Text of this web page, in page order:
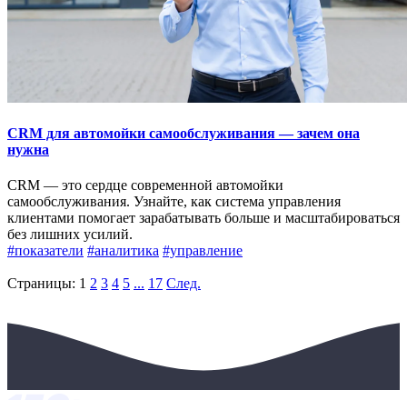
CRM для автомойки самообслуживания — зачем она
нужна
CRM — это сердце современной автомойки
самообслуживания. Узнайте, как система управления
клиентами помогает зарабатывать больше и масштабироваться
без лишних усилий.
#показатели #аналитика #управление
Страницы: 1 2 3 4 5 ... 17 След.